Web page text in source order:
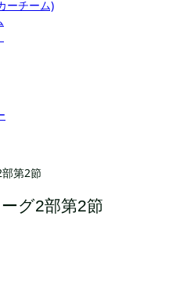
ーチーム)
第2節
グ2部第2節